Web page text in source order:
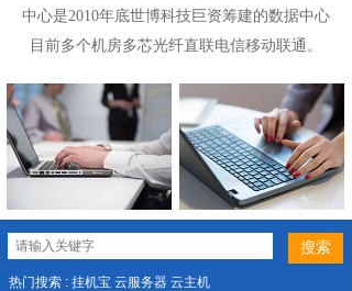
中心是2010年底世博科技巨资筹建的数据中心
目前多个机房多芯光纤直联电信移动联通。
热门搜索 : 挂机宝 云服务器 云主机